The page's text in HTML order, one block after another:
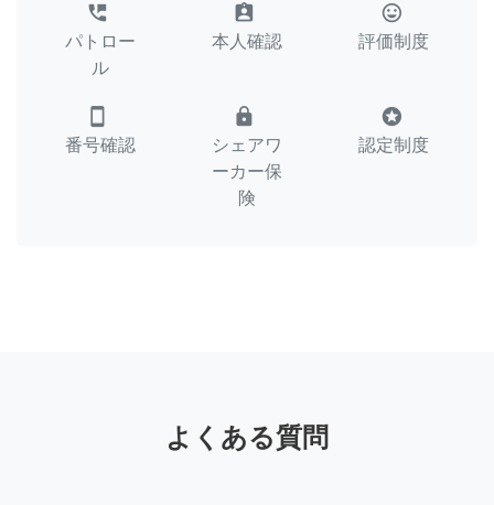
perm_phone_msg
パトロー
ル
assignment_ind
本人確認
tag_faces
評価制度
smartphone
番号確認
lock
シェアワ
ーカー保
険
stars
認定制度
よくある質問